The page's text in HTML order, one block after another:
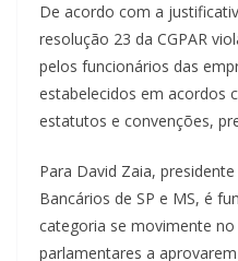
De acordo com a
resolução 23 da CGPAR
pelos funcionários das
estabelecidos em acordos
estatutos e convenções,
Para David Zaia,
Bancários de SP e MS, é
categoria se movimente
parlamentares a